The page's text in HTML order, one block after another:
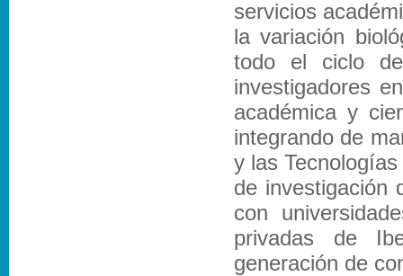
servicios
la variación
todo el ciclo
investigadores
académica y
integrando de
y las
de investigación
con
privadas de
generación de